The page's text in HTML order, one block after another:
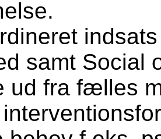
samt Social
ud fra fælles